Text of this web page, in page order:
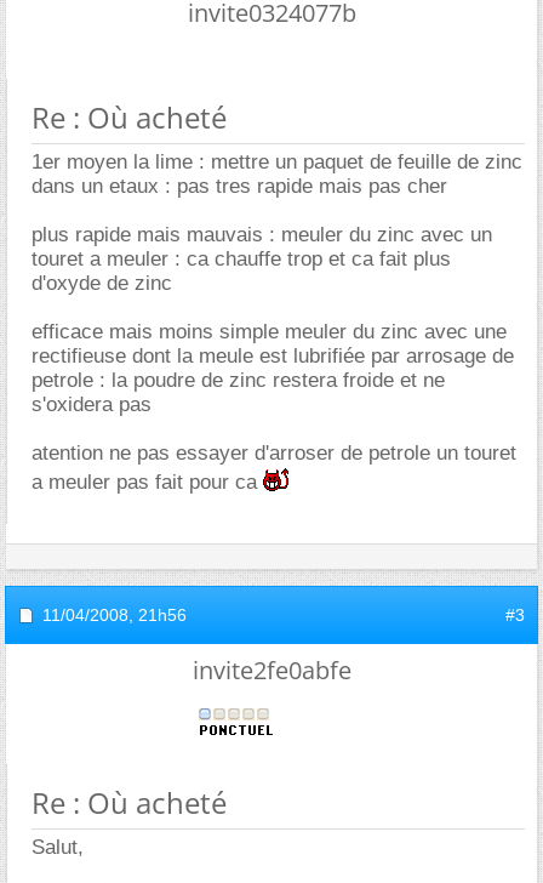
invite0324077b
Re : Où acheté
1er moyen la lime : mettre un paquet de feuille de zinc
dans un etaux : pas tres rapide mais pas cher
plus rapide mais mauvais : meuler du zinc avec un
touret a meuler : ca chauffe trop et ca fait plus
d'oxyde de zinc
efficace mais moins simple meuler du zinc avec une
rectifieuse dont la meule est lubrifiée par arrosage de
petrole : la poudre de zinc restera froide et ne
s'oxidera pas
atention ne pas essayer d'arroser de petrole un touret
a meuler pas fait pour ca
11/04/2008, 21h56 #3
invite2fe0abfe
Re : Où acheté
Salut,